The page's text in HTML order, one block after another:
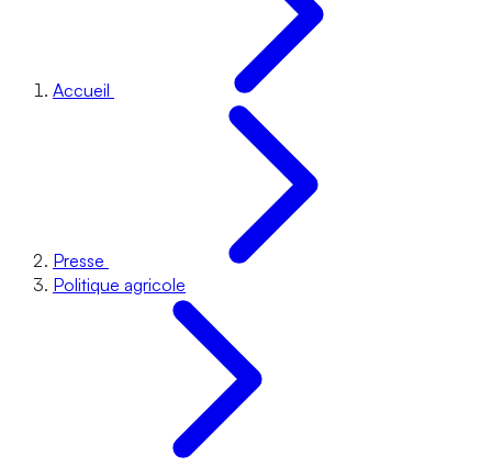
Accueil
Presse
Politique agricole